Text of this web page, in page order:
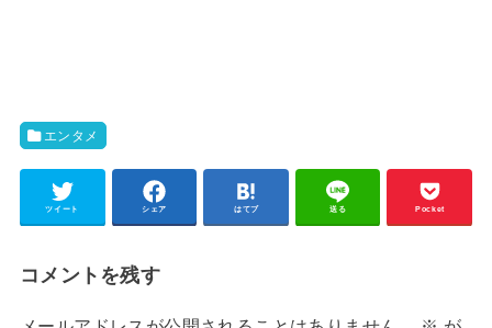
エンタメ
ツイート シェア はてブ 送る Pocket
コメントを残す